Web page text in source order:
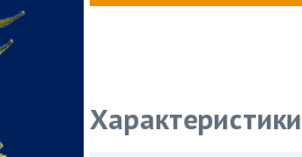
Характеристики